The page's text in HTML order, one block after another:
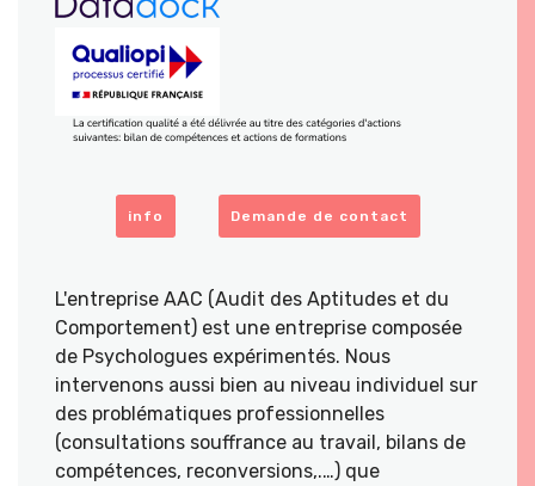
info Demande de contact
L'entreprise AAC (Audit des Aptitudes et du
Comportement) est une entreprise composée
de Psychologues expérimentés. Nous
intervenons aussi bien au niveau individuel sur
des problématiques professionnelles
(consultations souffrance au travail, bilans de
compétences, reconversions,.…) que